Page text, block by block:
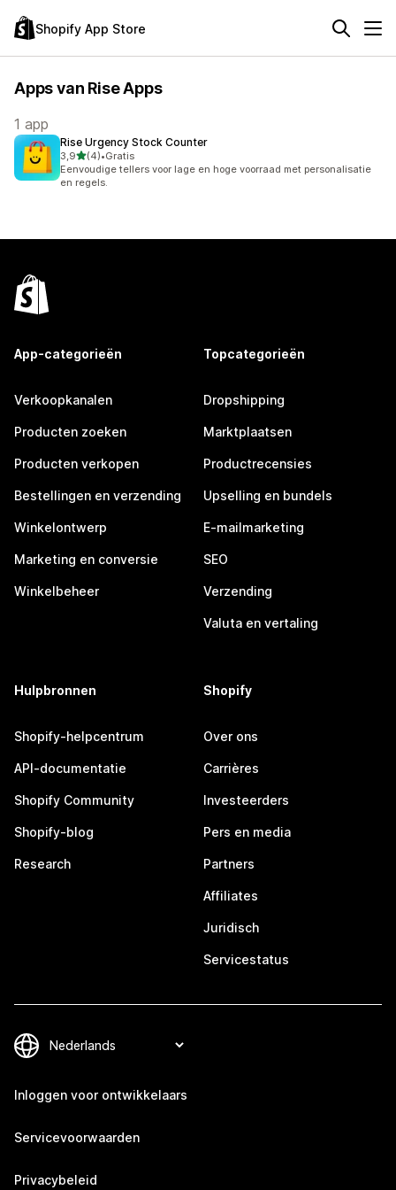
Shopify App Store
Apps van Rise Apps
1 app
Rise Urgency Stock Counter
3,9van 5 sterren
(4)
4 recensies in totaal
•Gratis
Eenvoudige tellers voor lage en hoge voorraad met personalisatie
en regels.
App-categorieën
Verkoopkanalen
Producten zoeken
Producten verkopen
Bestellingen en verzending
Winkelontwerp
Marketing en conversie
Winkelbeheer
Topcategorieën
Dropshipping
Marktplaatsen
Productrecensies
Upselling en bundels
E-mailmarketing
SEO
Verzending
Valuta en vertaling
Hulpbronnen
Shopify-helpcentrum
API-documentatie
Shopify Community
Shopify-blog
Research
Shopify
Over ons
Carrières
Investeerders
Pers en media
Partners
Affiliates
Juridisch
Servicestatus
Inloggen voor ontwikkelaars
Servicevoorwaarden
Privacybeleid